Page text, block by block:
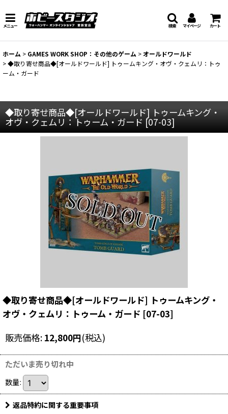
メニュー マイページ カート
検索
ホーム > GAMES WORK SHOP：その他のゲーム >オールドワールド
>◆取り寄せ商品◆[オールドワールド] トゥームキング・オヴ・クェムリ：トゥ
ーム・ガード
◆取り寄せ商品◆[オールドワールド] トゥームキング・
オヴ・クェムリ：トゥーム・ガード [07-03]
◆取り寄せ商品◆[オールドワールド] トゥームキング・
オヴ・クェムリ：トゥーム・ガード [07-03]
販売価格: 12,800円(税込)
ただいま売り切れ中
数量:
返品特約に関する重要事項